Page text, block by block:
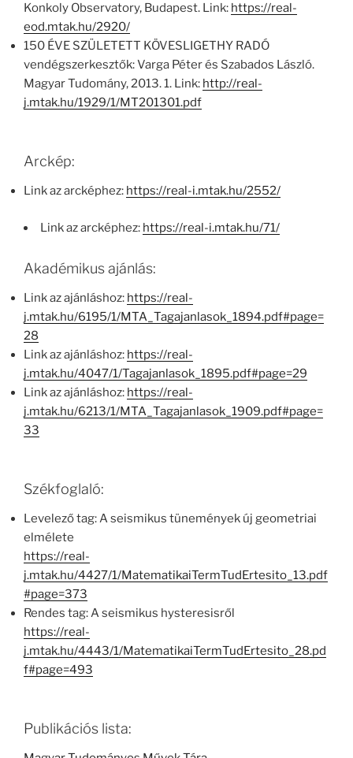
Konkoly Observatory, Budapest. Link: https://real-
eod.mtak.hu/2920/
150 ÉVE SZÜLETETT KÖVESLIGETHY RADÓ
vendégszerkesztők: Varga Péter és Szabados László.
Magyar Tudomány, 2013. 1. Link: http://real-
j.mtak.hu/1929/1/MT201301.pdf
Arckép:
Link az arcképhez: https://real-i.mtak.hu/2552/
Link az arcképhez: https://real-i.mtak.hu/71/
Akadémikus ajánlás:
Link az ajánláshoz: https://real-
j.mtak.hu/6195/1/MTA_Tagajanlasok_1894.pdf#page=
28
Link az ajánláshoz: https://real-
j.mtak.hu/4047/1/Tagajanlasok_1895.pdf#page=29
Link az ajánláshoz: https://real-
j.mtak.hu/6213/1/MTA_Tagajanlasok_1909.pdf#page=
33
Székfoglaló:
Levelező tag: A seismikus tünemények új geometriai
elmélete
https://real-
j.mtak.hu/4427/1/MatematikaiTermTudErtesito_13.pdf
#page=373
Rendes tag: A seismikus hysteresisről
https://real-
j.mtak.hu/4443/1/MatematikaiTermTudErtesito_28.pd
f#page=493
Publikációs lista: